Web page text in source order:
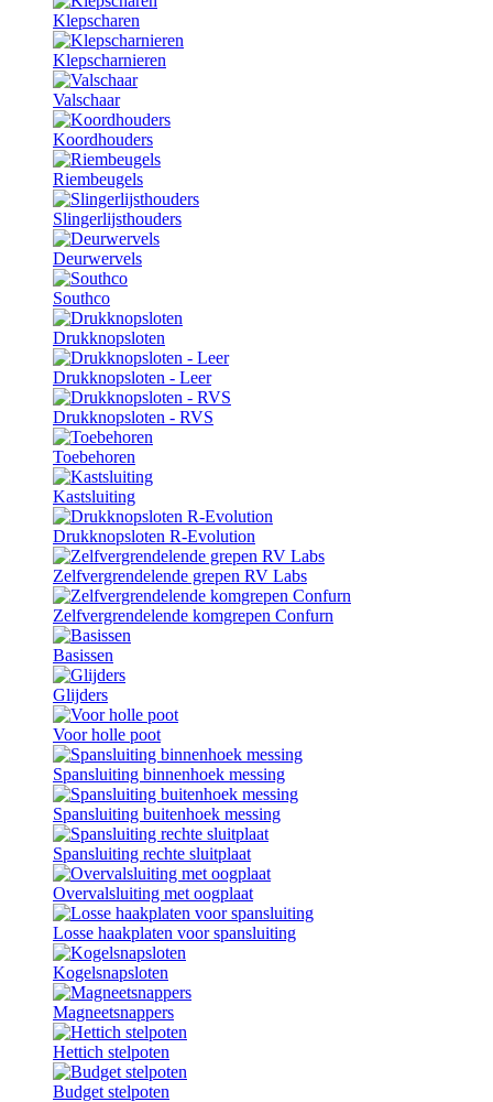
Klepscharen
Klepscharnieren
Valschaar
Koordhouders
Riembeugels
Slingerlijsthouders
Deurwervels
Southco
Drukknopsloten
Drukknopsloten - Leer
Drukknopsloten - RVS
Toebehoren
Kastsluiting
Drukknopsloten R-Evolution
Zelfvergrendelende grepen RV Labs
Zelfvergrendelende komgrepen Confurn
Basissen
Glijders
Voor holle poot
Spansluiting binnenhoek messing
Spansluiting buitenhoek messing
Spansluiting rechte sluitplaat
Overvalsluiting met oogplaat
Losse haakplaten voor spansluiting
Kogelsnapsloten
Magneetsnappers
Hettich stelpoten
Budget stelpoten